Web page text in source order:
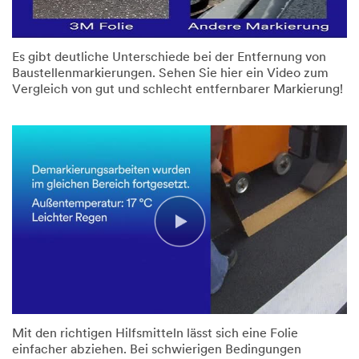
Es gibt deutliche Unterschiede bei der Entfernung von
Baustellenmarkierungen. Sehen Sie hier ein Video zum
Vergleich von gut und schlecht entfernbarer Markierung!
Mit den richtigen Hilfsmitteln lässt sich eine Folie
einfacher abziehen. Bei schwierigen Bedingungen